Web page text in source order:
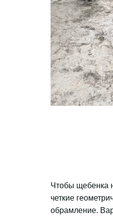
Чтобы щебенка
четкие
обрамление.